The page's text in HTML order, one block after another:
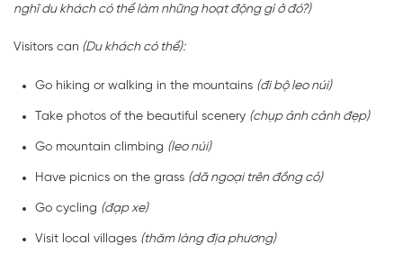
nghĩ du khách có thể làm những hoạt động gì ở đó?)
Visitors can (Du khách có thể):
Go hiking or walking in the mountains (đi bộ leo núi)
Take photos of the beautiful scenery (chụp ảnh cảnh đẹp)
Go mountain climbing (leo núi)
Have picnics on the grass (dã ngoại trên đồng cỏ)
Go cycling (đạp xe)
Visit local villages (thăm làng địa phương)